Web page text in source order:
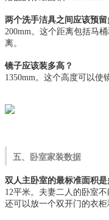
两个洗手洁具之间应该预留
200mm。这个距离包括马
离。
镜子应该装多高？
1350mm。这个高度可以使
五、卧室家装数据
双人主卧室的最标准面积
12平米。夫妻二人的卧室
还可以放一个双开门的衣柜